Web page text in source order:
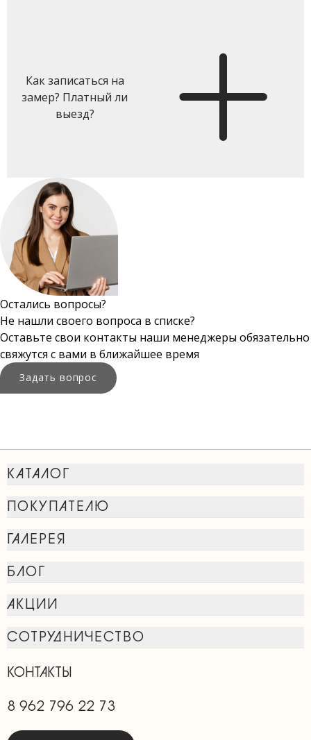
Как записаться на
замер? Платный ли
выезд?
Остались вопросы?
Не нашли своего вопроса в списке?
Оставьте свои контакты наши менеджеры обязательно
свяжутся с вами в ближайшее время
Задать вопрос
КАТАЛОГ
ПОКУПАТЕЛЮ
ГАЛЕРЕЯ
БЛОГ
АКЦИИ
СОТРУДНИЧЕСТВО
КОНТАКТЫ
8 962 796 22 73